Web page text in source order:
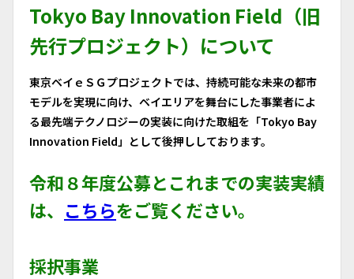
Tokyo Bay Innovation Field（旧
先行プロジェクト）について
東京ベイｅＳＧプロジェクトでは、持続可能な未来の都市
モデルを実現に向け、ベイエリアを舞台にした事業者によ
る最先端テクノロジーの実装に向けた取組を「Tokyo Bay
Innovation Field」として後押ししております。
令和８年度公募とこれまでの実装実績
は、 こちらをご覧ください。
採択事業